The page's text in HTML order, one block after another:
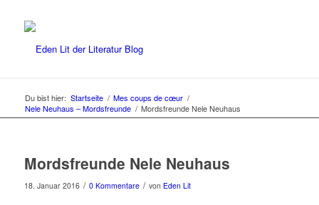
Du bist hier: Startseite / Mes coups de cœur /
Nele Neuhaus – Mordsfreunde / Mordsfreunde Nele Neuhaus
Mordsfreunde Nele Neuhaus
18. Januar 2016 / 0 Kommentare / von Eden Lit